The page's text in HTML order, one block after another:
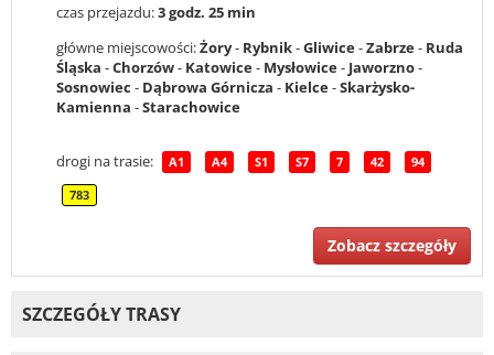
czas przejazdu:3 godz. 25 min
główne miejscowości:Żory- Rybnik-Gliwice-Zabrze- Ruda
Śląska -Chorzów- Katowice- Mysłowice- Jaworzno-
Sosnowiec - Dąbrowa Górnicza - Kielce-Skarżysko-
Kamienna -Starachowice
drogi na trasie: A1 A4 S1 S7 7 42 94
783
Zobacz szczegóły
SZCZEGÓŁY TRASY